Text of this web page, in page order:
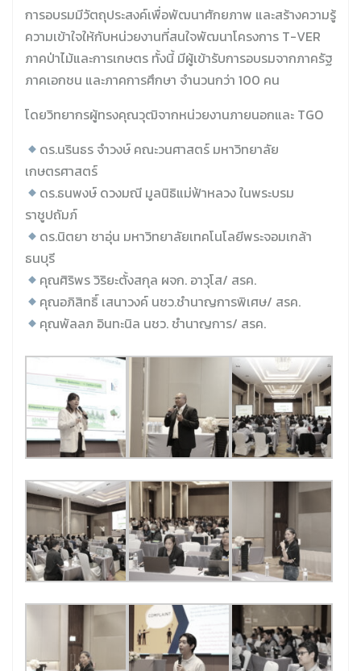
การอบรมมีวัตถุประสงค์เพื่อพัฒนาศักยภาพ และสร้างความรู้
ความเข้าใจให้กับหน่วยงานที่สนใจพัฒนาโครงการ T-VER
ภาคป่าไม้และการเกษตร ทั้งนี้ มีผู้เข้ารับการอบรมจากภาครัฐ
ภาคเอกชน และภาคการศึกษา จำนวนกว่า 100 คน
โดยวิทยากรผู้ทรงคุณวุฒิจากหน่วยงานภายนอกและ TGO
ดร.นรินธร จำวงษ์ คณะวนศาสตร์ มหาวิทยาลัย
เกษตรศาสตร์
ดร.ธนพงษ์ ดวงมณี มูลนิธิแม่ฟ้าหลวง ในพระบรม
ราชูปถัมภ์
ดร.นิตยา ชาอุ่น มหาวิทยาลัยเทคโนโลยีพระจอมเกล้า
ธนบุรี
คุณศิริพร วิริยะตั้งสกุล ผจก. อาวุโส/ สรค.
คุณอภิสิทธิ์ เสนาวงค์ นชว.ชำนาญการพิเศษ/ สรค.
คุณพัลลภ อินทะนิล นชว. ชำนาญการ/ สรค.